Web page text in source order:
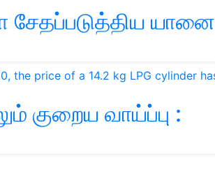
சேதப்படுத்திய யானை
குறைய வாய்ப்பு :